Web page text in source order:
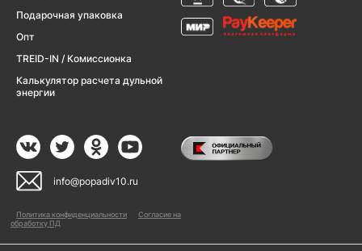
Подарочная упаковка
Опт
TREID-IN / Комиссионка
Калькулятор расчета дульной
энергии
info@popadiv10.ru
Политика конфиденциальности
Согласие на
обработку ПД